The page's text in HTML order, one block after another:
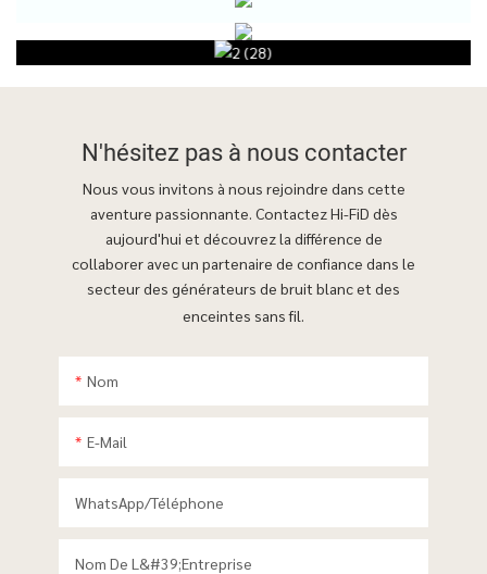
N'hésitez pas à nous contacter
Nous vous invitons à nous rejoindre dans cette
aventure passionnante. Contactez Hi-FiD dès
aujourd'hui et découvrez la différence de
collaborer avec un partenaire de confiance dans le
secteur des générateurs de bruit blanc et des
enceintes sans fil.
Nom
E-Mail
WhatsApp/téléphone
Nom De L&#39;entreprise